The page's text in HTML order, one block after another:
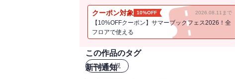
クーポン対象 10%OFF 2026.08.11まで
【10%OFFクーポン】サマーブックフェス2026！全
フロアで使える
この作品のタグ
#山岳小説
新刊通知